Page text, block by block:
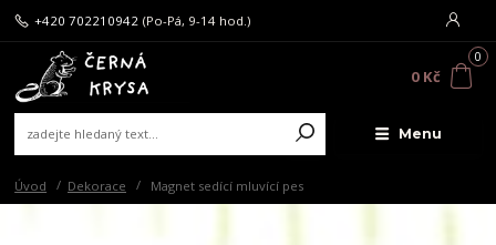
Menu
+420 702210942 (Po-Pá, 9-14 hod.)
0
0 Kč
Úvod Dekorace Magnet sedící mluvící pes